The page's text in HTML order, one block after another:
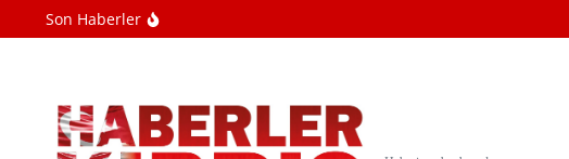
İçeriğe atlaSon Haberler